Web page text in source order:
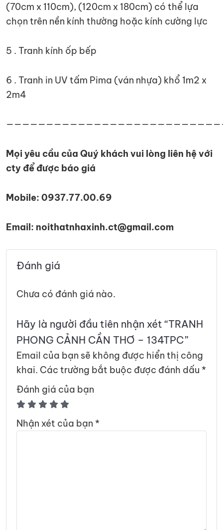
(70cm x 110cm), (120cm x 180cm) có thể lựa
chọn trên nền kính thường hoặc kính cường lực
5 . Tranh kính ốp bếp
6 . Tranh in UV tấm Pima (ván nhựa) khổ 1m2 x
2m4
Mọi yêu cầu của Quý khách vui lòng liên hệ với
cty để được báo giá
Mobile: 0937.77.00.69
Email: noithatnhaxinh.ct@gmail.com
Đánh giá
Chưa có đánh giá nào.
Hãy là người đầu tiên nhận xét “TRANH
PHONG CẢNH CẦN THƠ – 134TPC”
Email của bạn sẽ không được hiển thị công
khai. Các trường bắt buộc được đánh dấu *
Đánh giá của bạn
Nhận xét của bạn *